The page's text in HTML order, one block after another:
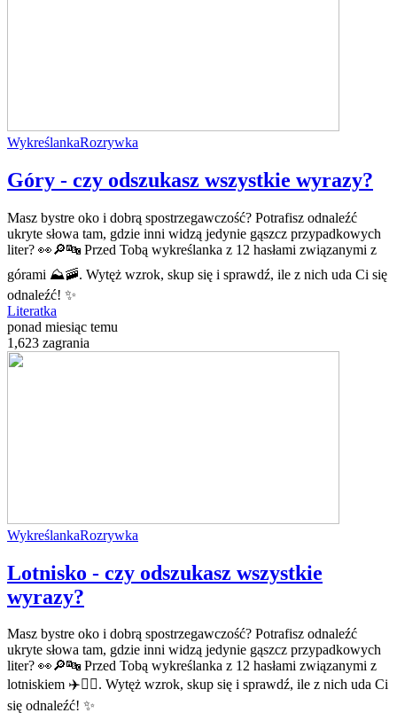
WykreślankaRozrywka
Góry - czy odszukasz wszystkie wyrazy?
Masz bystre oko i dobrą spostrzegawczość? Potrafisz odnaleźć
ukryte słowa tam, gdzie inni widzą jedynie gąszcz przypadkowych
liter? 👀🔎🔤 Przed Tobą wykreślanka z 12 hasłami związanymi z
górami ⛰️🚠. Wytęż wzrok, skup się i sprawdź, ile z nich uda Ci się
odnaleźć! ✨
Literatka
ponad miesiąc temu
1,623 zagrania
WykreślankaRozrywka
Lotnisko - czy odszukasz wszystkie
wyrazy?
Masz bystre oko i dobrą spostrzegawczość? Potrafisz odnaleźć
ukryte słowa tam, gdzie inni widzą jedynie gąszcz przypadkowych
liter? 👀🔎🔤 Przed Tobą wykreślanka z 12 hasłami związanymi z
lotniskiem ✈️🧑‍✈️. Wytęż wzrok, skup się i sprawdź, ile z nich uda Ci
się odnaleźć! ✨